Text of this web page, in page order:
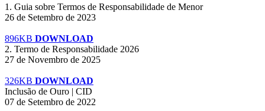
1. Guia sobre Termos de Responsabilidade de Menor
26 de Setembro de 2023
896KB DOWNLOAD
2. Termo de Responsabilidade 2026
27 de Novembro de 2025
326KB DOWNLOAD
Inclusão de Ouro | CID
07 de Setembro de 2022